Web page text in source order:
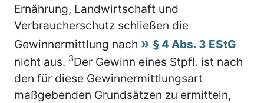
Ernährung, Landwirtschaft und
Verbraucherschutz schließen die
Gewinnermittlung nach
§ 4 Abs. 3 EStG
nicht aus. 3Der Gewinn eines Stpfl. ist nach
den für diese Gewinnermittlungsart
maßgebenden Grundsätzen zu ermitteln,